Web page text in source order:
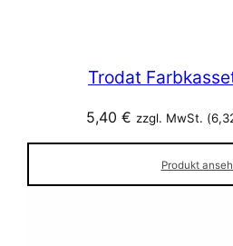
Trodat
5,40 € zzgl. MwSt. (
Produkt